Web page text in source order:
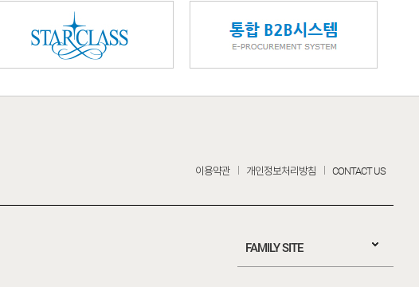
이용약관 개인정보처리방침 CONTACT US
FAMILY SITE